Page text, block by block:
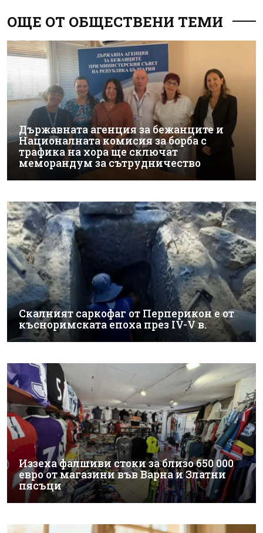
ОЩЕ ОТ ОБЩЕСТВЕНИ ТЕМИ
Държавната агенция за бежанците и
Националната комисия за борба с
трафика на хора ще сключат
меморандум за сътрудничество
Скалният саркофаг от Перперикон е от
късноримската епоха през IV-V в.
Иззеха фалшиви стоки за близо 650 000
евро от магазини във Варна и Златни
пясъци